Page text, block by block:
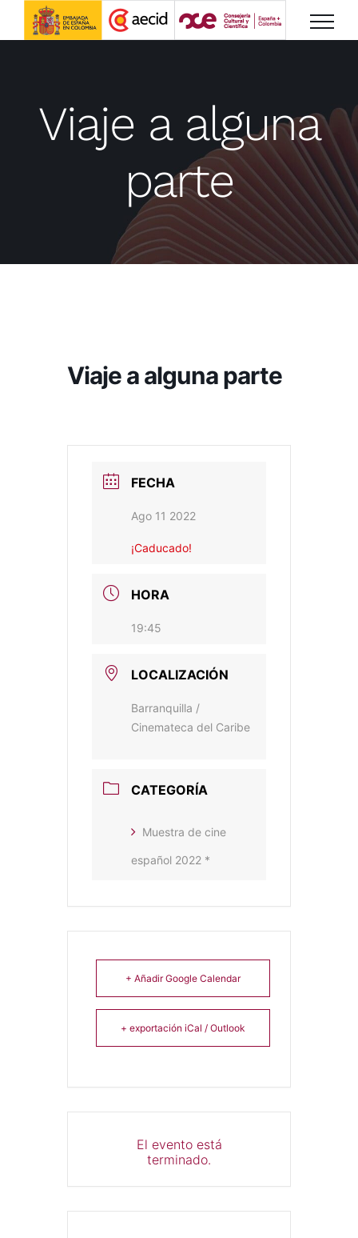
Saltar
Viaje a alguna
parte
Viaje a alguna parte
FECHA
Ago 11 2022
¡Caducado!
HORA
19:45
LOCALIZACIÓN
Barranquilla /
Cinemateca del Caribe
CATEGORÍA
Muestra de cine
español 2022 *
+ Añadir Google Calendar
+ exportación iCal / Outlook
El evento está
terminado.